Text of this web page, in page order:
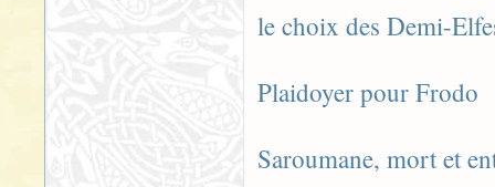
le choix des Demi-
Plaidoyer pour Frodo
Saroumane, mort et